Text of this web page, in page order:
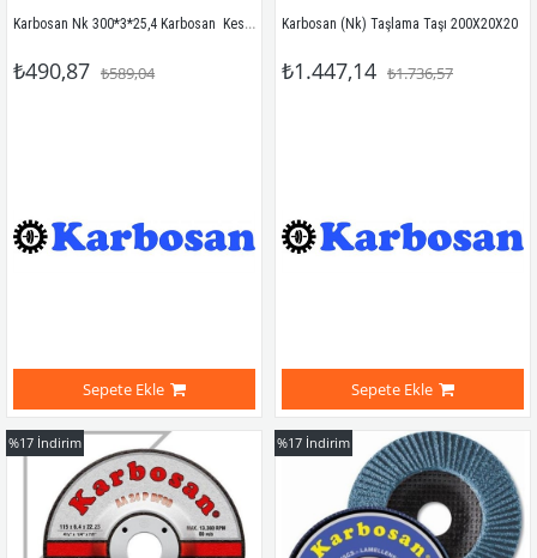
Karbosan Nk 300*3*25,4 Karbosan  Kesici Taş
₺490,87 ₺589,04
Sepete Ekle
Karbosan (Nk) Taşlama Taşı 200X20X20
₺1.447,14 ₺1.736,57
Sepete Ekle
%17 İndirim %17 İndirim